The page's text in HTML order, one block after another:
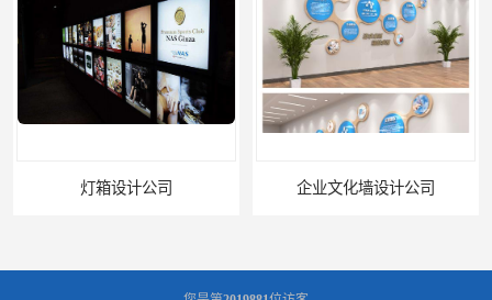
企业文化墙设计公司